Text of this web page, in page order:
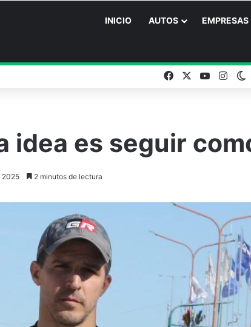
INICIO AUTOS EMPRESAS
FacebookYouTube
idea es seguir
2025 2 minutos de lectura